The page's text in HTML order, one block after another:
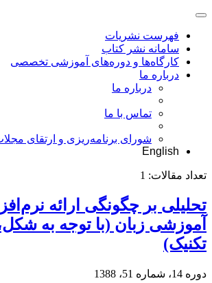
فهرست نشریات
سامانه نشر کتاب
کارگاه‌ها و دوره‌های آموزشی تخصصی
درباره ما
درباره ما
تماس با ما
شورای برنامه‌ریزی و ارتقای
English
تعداد مقالات: 1
تحلیلی بر چگونگی ارائه
آموزشی زبان (با توجه به
تکنیک)
دوره 14، شماره 51، 1388